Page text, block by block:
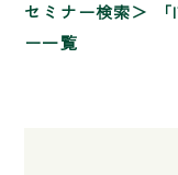
セミナー検索
ー一覧